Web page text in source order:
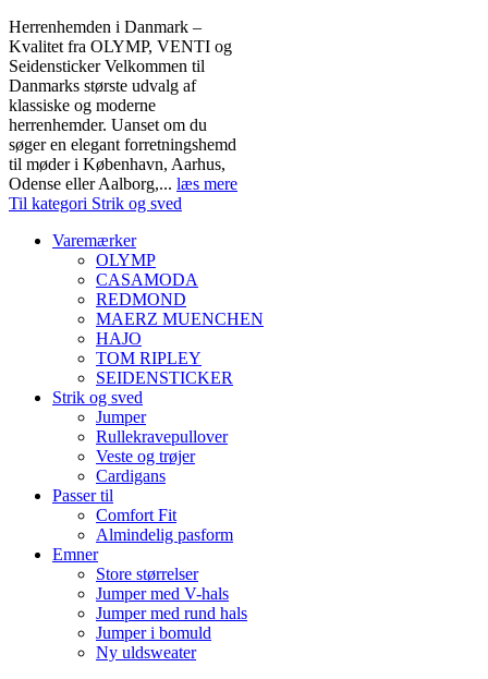
Herrenhemden i Danmark –
Kvalitet fra OLYMP, VENTI og
Seidensticker Velkommen til
Danmarks største udvalg af
klassiske og moderne
herrenhemder. Uanset om du
søger en elegant forretningshemd
til møder i København, Aarhus,
Odense eller Aalborg,... læs mere
Til kategori Strik og sved
Varemærker
OLYMP
CASAMODA
REDMOND
MAERZ MUENCHEN
HAJO
TOM RIPLEY
SEIDENSTICKER
Strik og sved
Jumper
Rullekravepullover
Veste og trøjer
Cardigans
Passer til
Comfort Fit
Almindelig pasform
Emner
Store størrelser
Jumper med V-hals
Jumper med rund hals
Jumper i bomuld
Ny uldsweater